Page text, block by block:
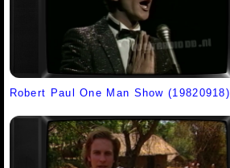
Robert Paul One Man Show (19820918)